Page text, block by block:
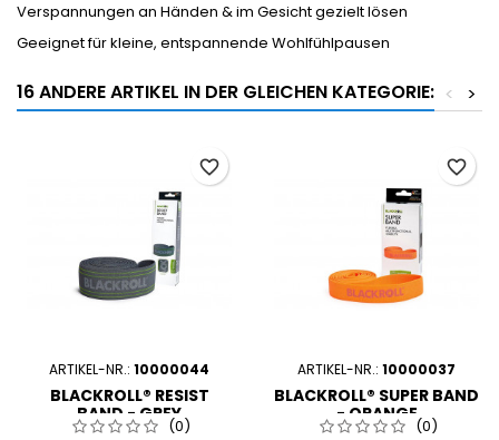
Verspannungen an Händen & im Gesicht gezielt lösen
Geeignet für kleine, entspannende Wohlfühlpausen
16 ANDERE ARTIKEL IN DER GLEICHEN KATEGORIE: >
<
ARTIKEL-NR.: 10000044
BLACKROLL® RESIST
BAND - GREY
(0)
favorite_border
ARTIKEL-NR.: 10000037
BLACKROLL® SUPER BAND
- ORANGE
(0)
favorite_border